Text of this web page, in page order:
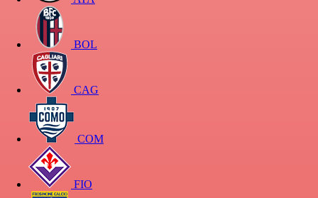
BOL
CAG
COM
FIO